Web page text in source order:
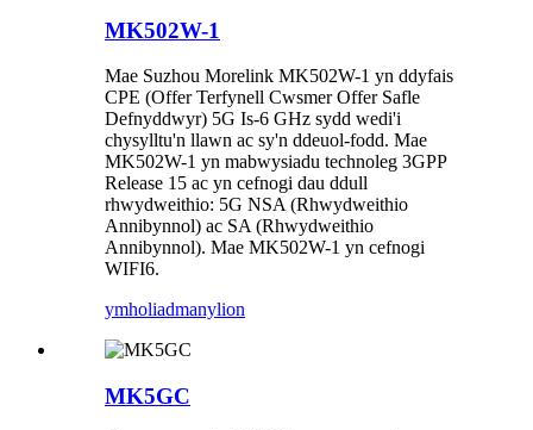
MK502W-1
Mae Suzhou Morelink MK502W-1 yn ddyfais
CPE (Offer Terfynell Cwsmer Offer Safle
Defnyddwyr) 5G Is-6 GHz sydd wedi'i
chysylltu'n llawn ac sy'n ddeuol-fodd. Mae
MK502W-1 yn mabwysiadu technoleg 3GPP
Release 15 ac yn cefnogi dau ddull
rhwydweithio: 5G NSA (Rhwydweithio
Annibynnol) ac SA (Rhwydweithio
Annibynnol). Mae MK502W-1 yn cefnogi
WIFI6.
ymholiadmanylion
MK5GC